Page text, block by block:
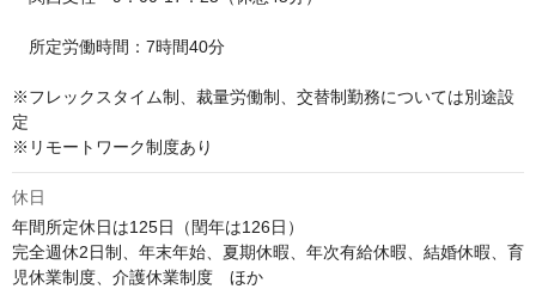
所定労働時間：7時間40分
※フレックスタイム制、裁量労働制、交替制勤務については別途設
定
※リモートワーク制度あり
休日
年間所定休日は125日（閏年は126日）
完全週休2日制、年末年始、夏期休暇、年次有給休暇、結婚休暇、育
児休業制度、介護休業制度　ほか